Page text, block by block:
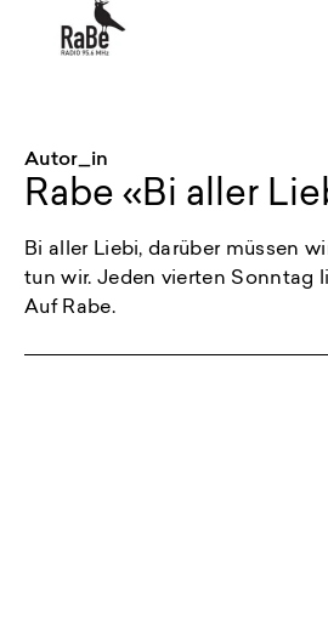
Autor_in
Rabe «Bi aller
Bi aller Liebi, darüber müssen
tun wir. Jeden vierten Sonntag
Auf Rabe.